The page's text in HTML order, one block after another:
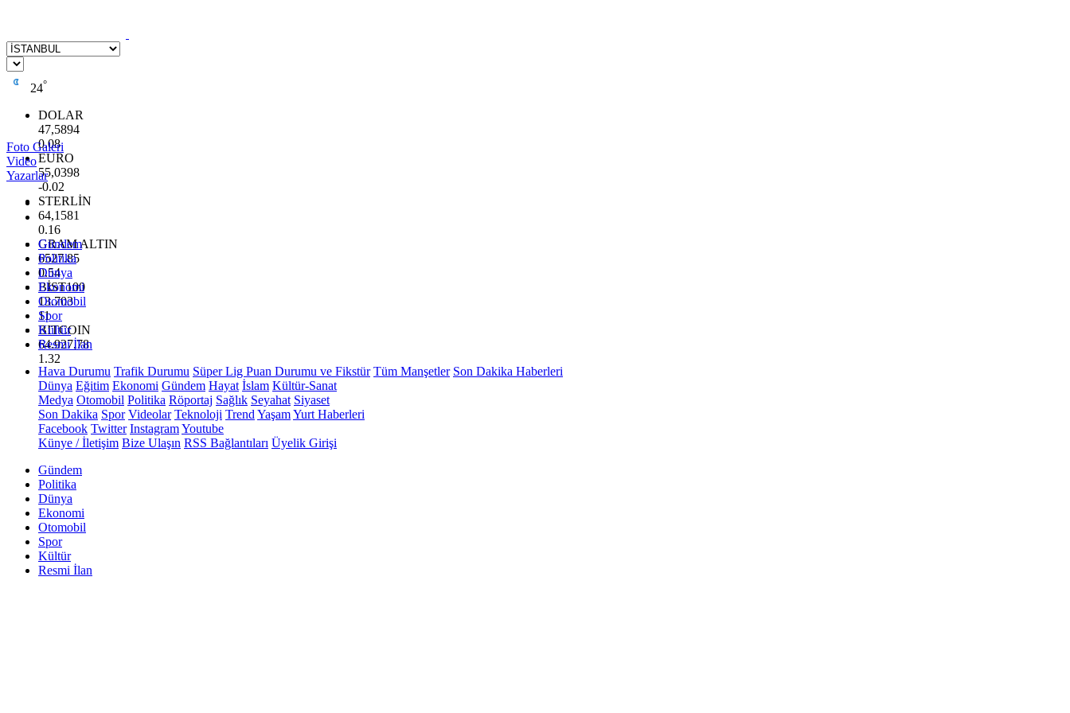
24°
DOLAR
47,5894
0.08
EURO
55,0398
-0.02
STERLİN
64,1581
0.16
GRAM ALTIN
6527.85
0.54
BİST100
13.703
11
BITCOIN
64.927,78
1.32
Foto Galeri
Video
Yazarlar
Gündem
Politika
Dünya
Ekonomi
Otomobil
Spor
Kültür
Resmi İlan
Hava Durumu Trafik Durumu Süper Lig Puan Durumu ve Fikstür Tüm Manşetler Son Dakika Haberleri
Dünya Eğitim Ekonomi Gündem Hayat İslam Kültür-Sanat
Medya Otomobil Politika Röportaj Sağlık Seyahat Siyaset
Son Dakika Spor Videolar Teknoloji Trend YaşamYurt Haberleri
Facebook Twitter InstagramYoutube
Künye / İletişim Bize Ulaşın RSS Bağlantıları Üyelik Girişi
Gündem
Politika
Dünya
Ekonomi
Otomobil
Spor
Kültür
Resmi İlan